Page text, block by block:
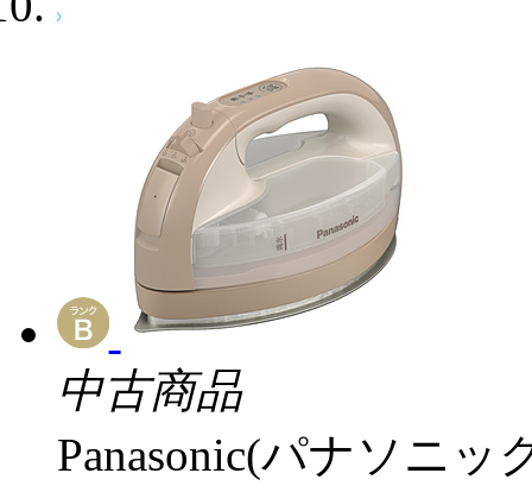
中古商品
Panasonic(パナソニッ